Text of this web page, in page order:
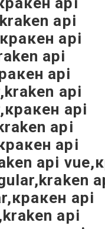
api
api
api
api
api
api
api
api
api
api
api